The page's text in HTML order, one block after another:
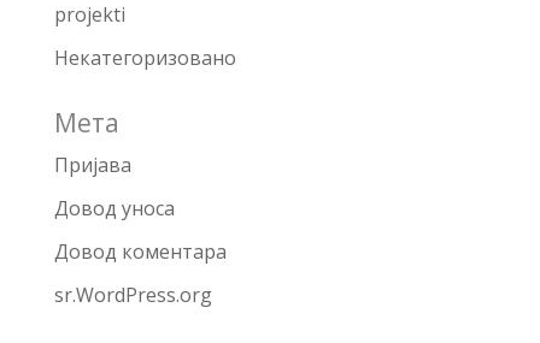
projekti
Некатегоризовано
Мета
Пријава
Довод уноса
Довод коментара
sr.WordPress.org